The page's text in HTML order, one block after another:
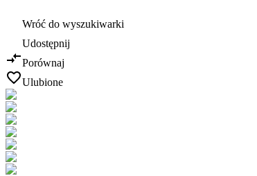
Wróć do wyszukiwarki
Udostępnij
Porównaj
Ulubione